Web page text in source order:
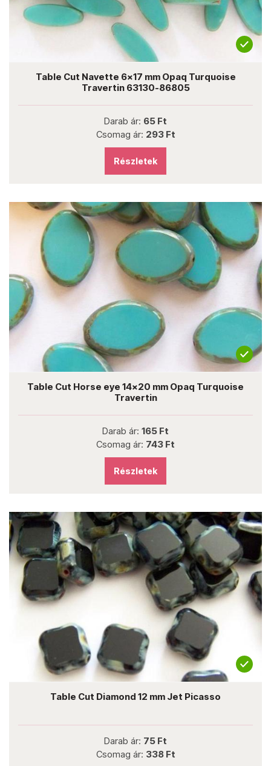
Table Cut Navette 6x17 mm Opaq Turquoise
Travertin 63130-86805
Darab ár: 65 Ft
Csomag ár: 293 Ft
Részletek
Table Cut Horse eye 14x20 mm Opaq Turquoise
Travertin
Darab ár: 165 Ft
Csomag ár: 743 Ft
Részletek
Table Cut Diamond 12 mm Jet Picasso
Darab ár: 75 Ft
Csomag ár: 338 Ft